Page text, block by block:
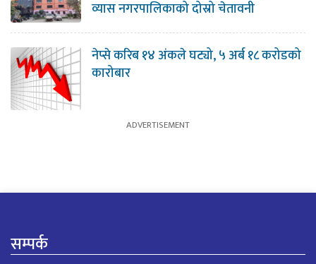
व्यास नगरपालिकाको दोस्रो चेतावनी
नेप्से करिब १४ अंकले घट्यो, ५ अर्ब १८ करोडको
कारोबार
सम्पर्क